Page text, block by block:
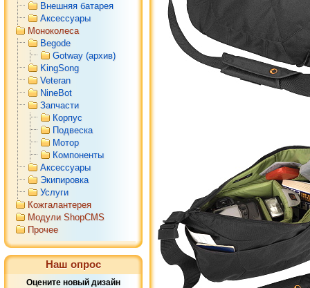
Внешняя батарея
Аксессуары
Моноколеса
Begode
Gotway (архив)
KingSong
Veteran
NineBot
Запчасти
Корпус
Подвеска
Мотор
Компоненты
Аксессуары
Экипировка
Услуги
Кожгалантерея
Модули ShopCMS
Прочее
Наш опрос
Оцените новый дизайн